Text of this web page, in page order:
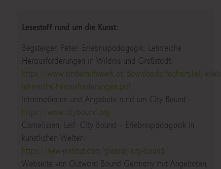
Lesestoff rund um die Kunst:
Begsteiger, Peter: Erlebnispädagogik: Lehrreiche
Herausforderungen in Wildnis und Großstadt:
https://www.kinderhilfswerk.at/downloads/fachartikel/
lehrreiche-herausforderungen.pdf
Informationen und Angebote rund um City Bound:
https://www.citybound.org
Cornelissen, Leif: City Bound – Erlebnispädagokik in
künstlichen Welten:
https://new-institut.com/glossar/city-bound/
Webseite von Outward Bound Germany mit Angeboten,